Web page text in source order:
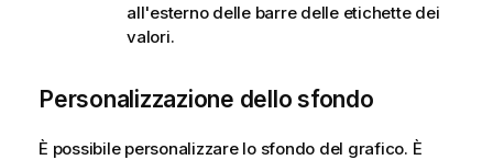
all'esterno delle barre delle etichette dei
valori.
Personalizzazione dello sfondo
È possibile personalizzare lo sfondo del grafico. È